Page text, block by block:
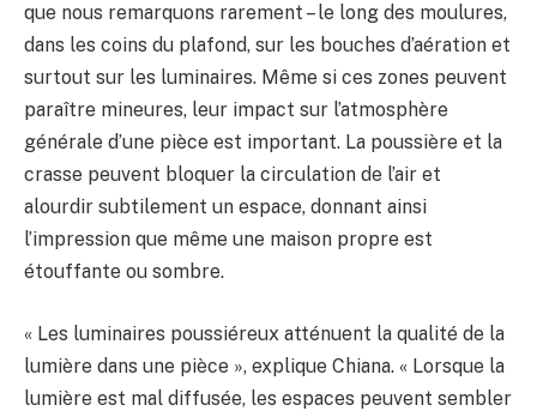
que nous remarquons rarement – ​​le long des moulures,
dans les coins du plafond, sur les bouches d’aération et
surtout sur les luminaires. Même si ces zones peuvent
paraître mineures, leur impact sur l’atmosphère
générale d’une pièce est important. La poussière et la
crasse peuvent bloquer la circulation de l’air et
alourdir subtilement un espace, donnant ainsi
l’impression que même une maison propre est
étouffante ou sombre.
« Les luminaires poussiéreux atténuent la qualité de la
lumière dans une pièce », explique Chiana. « Lorsque la
lumière est mal diffusée, les espaces peuvent sembler